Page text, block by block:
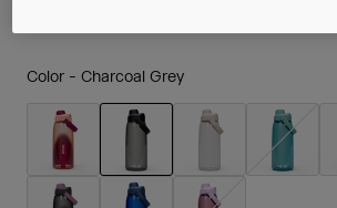
Color - Charcoal Grey
seleccionado